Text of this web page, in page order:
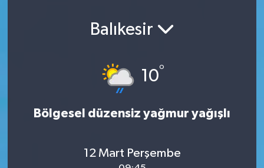
Balıkesir
10°
Bölgesel düzensiz yağmur yağışlı
12 Mart Perşembe